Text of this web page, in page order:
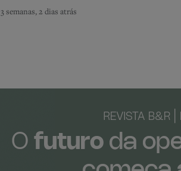
3 semanas, 2 dias atrás